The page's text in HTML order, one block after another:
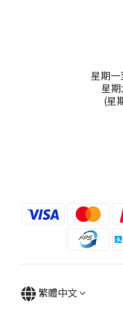
星期
星
(星
繁體中文